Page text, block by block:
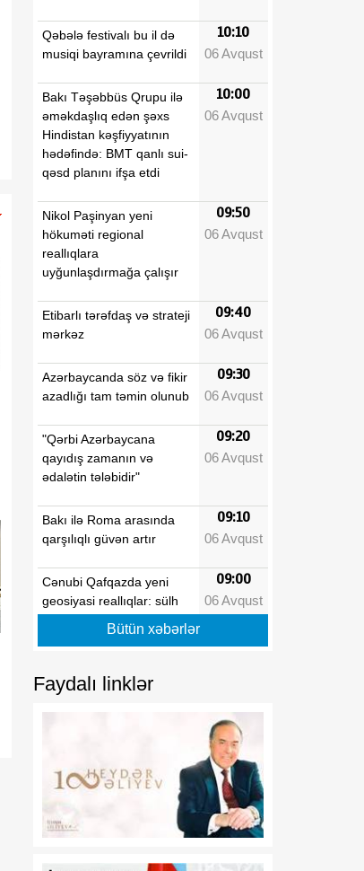
Qəbələ festivalı bu il də
musiqi bayramına çevrildi
10:10
06 Avqust
Bakı Təşəbbüs Qrupu ilə
əməkdaşlıq edən şəxs
Hindistan kəşfiyyatının
hədəfində: BMT qanlı sui-
qəsd planını ifşa etdi
10:00
06 Avqust
Nikol Paşinyan yeni
hökuməti regional
reallıqlara
uyğunlaşdırmağa çalışır
09:50
06 Avqust
Etibarlı tərəfdaş və strateji
mərkəz
09:40
06 Avqust
Azərbaycanda söz və fikir
azadlığı tam təmin olunub
09:30
06 Avqust
"Qərbi Azərbaycana
qayıdış zamanın və
ədalətin tələbidir"
09:20
06 Avqust
Bakı ilə Roma arasında
qarşılıqlı güvən artır
09:10
06 Avqust
Cənubi Qafqazda yeni
geosiyasi reallıqlar: sülh
necə dəyişəcək
09:00
06 Avqust
Çolpon-Ata Bəyannaməsi
Azərbaycanın şərti
dəyişmir:
08:40
06 Avqust
Alparslan BAYRAKTAR:
Bütün xəbərlər
Faydalı linklər